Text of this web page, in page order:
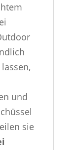
und
sie